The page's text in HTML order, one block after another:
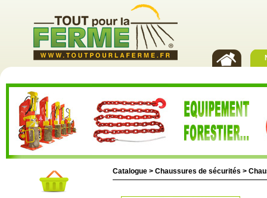
Catalogue > Chaussures de sécurités >